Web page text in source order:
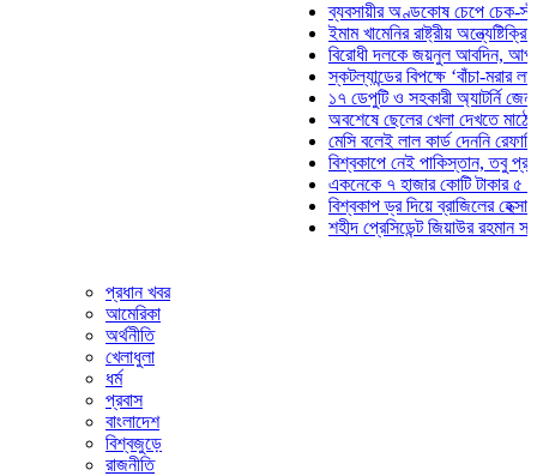
ব্যবসায়ীর অণ্ডকোষ চেপে চেক-স্ট্যাম্পে
ইমাম খামেনির রাষ্ট্রীয় অন্ত্যেষ্টিক্রিয়ায়
বিরোধী দলকে জয়নুল আবদিন, আপনারা
স্কটল্যান্ডের বিপক্ষে ‘বাঁচা-মরার
১৭ ডেপুটি ও সহকারী অ্যাটর্নি
অবশেষে ছেলের খেলা দেখতে মাঠে
মেসি বলেই লাল কার্ড দেননি রেফারি!
বিশ্বকাপে নেই পাকিস্তান, তবু প্রতিটি
একনেকে ৭ হাজার কোটি টাকার ৫
বিশ্বকাপ ড্র দিয়ে ব্রাজিলের হেক্সা মিশন
শহীদ প্রেসিডেন্ট জিয়াউর রহমান
প্রধান খবর
আমেরিকা
অর্থনীতি
খেলাধুলা
ধর্ম
প্রবাস
বাংলাদেশ
বিশ্বজুড়ে
রাজনীতি